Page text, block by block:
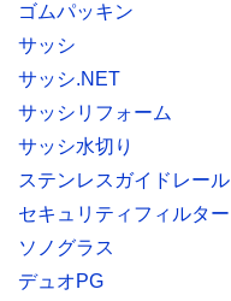
ゴムパッキン
サッシ
サッシ.NET
サッシリフォーム
サッシ水切り
ステンレスガイドレール
セキュリティフィルター
ソノグラス
デュオPG